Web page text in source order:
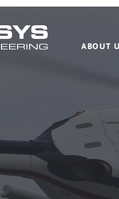
ABOUT